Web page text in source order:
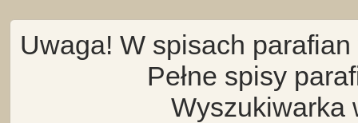
Uwaga! W spisach
Pełne spisy
Wyszukiwarka